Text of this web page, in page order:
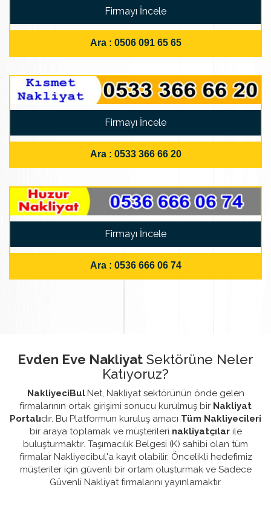
Firmayı İncele
Ara : 0506 091 65 65
Firmayı İncele
Ara : 0533 366 66 20
Firmayı İncele
Ara : 0536 666 06 74
Evden Eve Nakliyat Sektörüne Neler
Katıyoruz?
NakliyeciBul.Net, Nakliyat sektörünün önde gelen
firmalarının ortak girişimi sonucu kurulmuş bir Nakliyat
Portalıdır. Bu Platformun kuruluş amacı Tüm Nakliyecileri
bir araya toplamak ve müşterileri nakliyatçılarile
buluşturmaktır. Taşımacılık Belgesi (K) sahibi olan tüm
firmalar Nakliyecibul'a kayıt olabilir. Öncelikli hedefimiz
müşteriler için güvenli bir ortam oluşturmak ve Sadece
Güvenli Nakliyat firmalarını yayınlamaktır.